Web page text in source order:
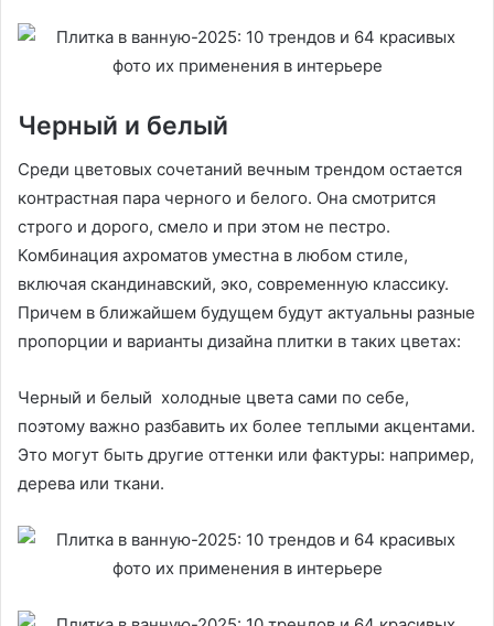
Черный и белый
Среди цветовых сочетаний вечным трендом остается
контрастная пара черного и белого. Она смотрится
строго и дорого, смело и при этом не пестро.
Комбинация ахроматов уместна в любом стиле,
включая скандинавский, эко, современную классику.
Причем в ближайшем будущем будут актуальны разные
пропорции и варианты дизайна плитки в таких цветах:
Черный и белый холодные цвета сами по себе,
поэтому важно разбавить их более теплыми акцентами.
Это могут быть другие оттенки или фактуры: например,
дерева или ткани.